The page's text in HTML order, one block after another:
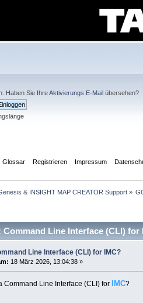
. Haben Sie IhreAktivierungs E-Mail übersehen?
Glossar Registrieren Impressum
& INSIGHT MAP CREATOR Support »
Command Line Interface (CLI) for
Line Interface (CLI) for IMC?
18 März 2026, 13:04:38 »
Command Line Interface (CLI) for IMC?